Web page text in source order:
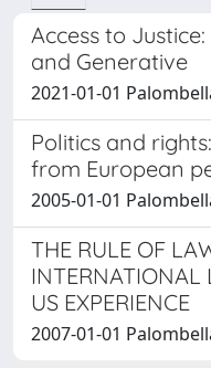
Access to
and Generative
2021-01-01
Politics and
from European
2005-01-01
THE RULE OF
INTERNATIONAL
US EXPERIENCE
2007-01-01